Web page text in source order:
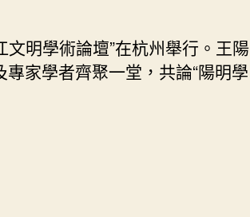
明學術論壇”在杭州舉行。王陽
家學者齊聚一堂，共論“陽明學